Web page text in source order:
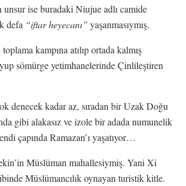
unsur ise buradaki Niujue adlı camide
defa “iftar heyecanı” yaşanmasıymış.
kampına atılıp ortada kalmış
sömürge yetimhanelerinde Çinlileştiren
denecek kadar az, sıradan bir Uzak Doğu
gibi alakasız ve izole bir adada numunelik
çapında Ramazan’ı yaşatıyor…
Müslüman mahallesiymiş. Yani Xi
Müslümancılık oynayan turistik kitle.